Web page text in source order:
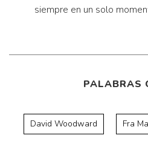
siempre en un solo
PALABRAS
David Woodward Fra